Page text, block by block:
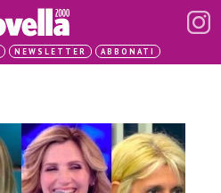
NEWSLETTER ABBONATI